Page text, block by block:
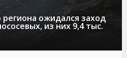
региона ожидался заход
из них 9,4 тыс.